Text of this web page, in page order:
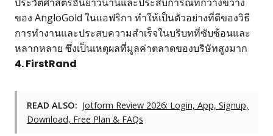
ของ AngloGold ในแอฟริกา ทำให้เป็นตัวอย่างที่ดีของวิธี
การทำงานและประสบความสำเร็จในบริบทที่ซับซ้อนและ
หลากหลาย ซึ่งเป็นเหตุผลที่มูลค่าตลาดของบริษัทสูงมาก
4. FirstRand
READ ALSO: Jotform Review 2026: Login, App, Signup,
Download, Free Plan & FAQs